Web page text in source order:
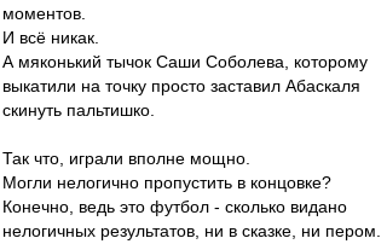
моментов.
И всё никак.
А мяконький тычок Саши Соболева, которому
выкатили на точку просто заставил Абаскаля
скинуть пальтишко.
Так что, играли вполне мощно.
Могли нелогично пропустить в концовке?
Конечно, ведь это футбол - сколько видано
нелогичных результатов, ни в сказке, ни пером.